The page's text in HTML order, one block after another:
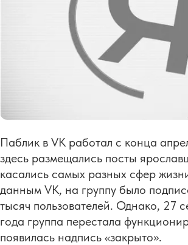
Паблик в VK работал с конца
здесь размещались посты
касались самых разных сфер
данным VK, на группу было
тысяч пользователей. Однако, 27
года группа перестала
появилась надпись «закрыто».